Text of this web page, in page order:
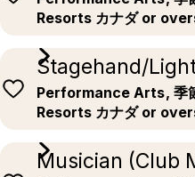
Resorts カナダ or
Stagehand/
Performance Arts, 季
Resorts カナダ or
Musician (Club